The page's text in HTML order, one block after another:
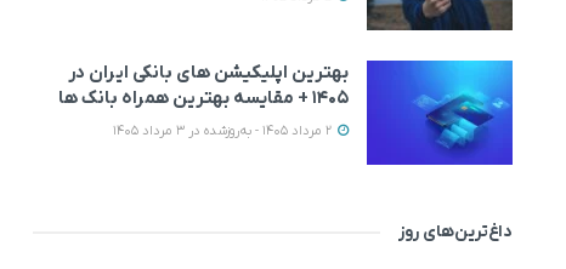
بهترین اپلیکیشن‌ های بانکی ایران در
۱۴۰۵ + مقایسه بهترین همراه بانک‌ ها
داغ‌ترین‌های روز